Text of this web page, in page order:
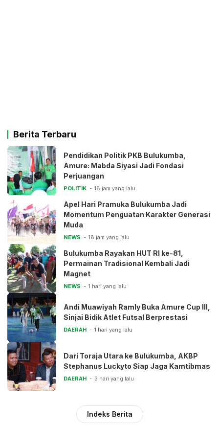
Berita Terbaru
Pendidikan Politik PKB Bulukumba,
Amure: Mabda Siyasi Jadi Fondasi
Perjuangan
POLITIK 18 jam yang lalu
Apel Hari Pramuka Bulukumba Jadi
Momentum Penguatan Karakter Generasi
Muda
NEWS 18 jam yang lalu
Bulukumba Rayakan HUT RI ke-81,
Permainan Tradisional Kembali Jadi
Magnet
NEWS 1 hari yang lalu
Andi Muawiyah Ramly Buka Amure Cup III,
Sinjai Bidik Atlet Futsal Berprestasi
DAERAH 1 hari yang lalu
Dari Toraja Utara ke Bulukumba, AKBP
Stephanus Luckyto Siap Jaga Kamtibmas
DAERAH 3 hari yang lalu
Indeks Berita